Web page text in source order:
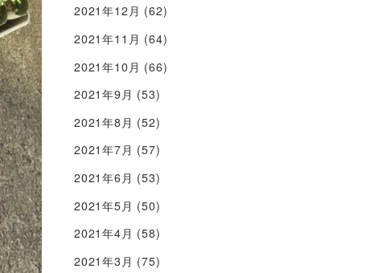
2021年12月 (62)
2021年11月 (64)
2021年10月 (66)
2021年9月 (53)
2021年8月 (52)
2021年7月 (57)
2021年6月 (53)
2021年5月 (50)
2021年4月 (58)
2021年3月 (75)